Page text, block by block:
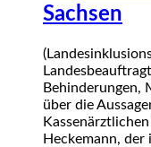
Sachsen
Behinderungen,
über die
Heckemann,